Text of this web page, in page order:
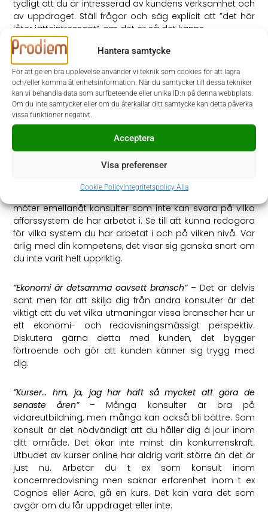
Hantera samtycke
För att ge en bra upplevelse använder vi teknik som cookies för att lagra
och/eller komma åt enhetsinformation. När du samtycker till dessa tekniker
kan vi behandla data som surfbeteende eller unika ID:n på denna webbplats.
Om du inte samtycker eller om du återkallar ditt samtycke kan detta påverka
vissa funktioner negativt.
Acceptera
Visa preferenser
Cookie PolicyIntegritetspolicy Alla
tydligt att du är intresserad av kundens verksamhet och
av uppdraget. Ställ frågor och säg explicit att ”det här
låter jätteintressant”, om det är så det känns.
Använd din feedback
Var noga med att få feedback från dina tidigare
uppdrag direkt från kunden eller din samarbetspartner.
Denna feedback kan du använda dig av vid möten inför
nya uppdrag.
Tips på vägen
möter emellanåt konsulter som inte kan svara på vilka
affärssystem de har arbetat i. Se till att kunna redogöra
för vilka system du har arbetat i och på vilken nivå. Var
ärlig med din kompetens, det visar sig ganska snart om
du inte varit helt uppriktig.
”Ekonomi är detsamma oavsett bransch”– Det är delvis
sant men för att skilja dig från andra konsulter är det
viktigt att du vet vilka utmaningar vissa branscher har ur
ett ekonomi- och redovisningsmässigt perspektiv.
Diskutera gärna detta med kunden, det bygger
förtroende och gör att kunden känner sig trygg med
dig.
”Kurser… hm, ja, jag har haft så mycket att göra de
senaste åren”– Många konsulter är bra på
vidareutbildning, men många kan också bli bättre. Som
konsult är det nödvändigt att du håller dig á jour inom
ditt område. Det ökar inte minst din konkurrenskraft.
Utbudet av kurser online har aldrig varit större än det är
just nu. Arbetar du t ex som konsult inom
koncernredovisning men saknar erfarenhet inom t ex
Cognos eller Aaro, gå en kurs. Det kan vara det som
avgör om du får uppdraget eller inte.